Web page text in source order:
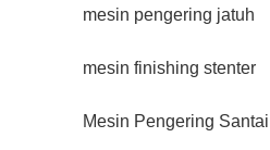
mesin pengering jatuh
mesin finishing stenter
Mesin Pengering Santai